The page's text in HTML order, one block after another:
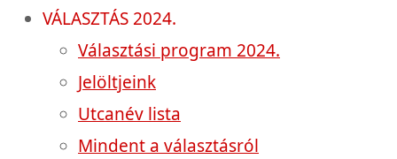
VÁLASZTÁS 2024.
Választási program 2024.
Jelöltjeink
Utcanév lista
Mindent a választásról